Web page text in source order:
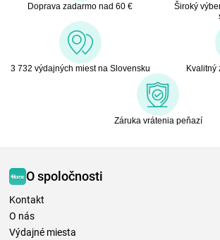
Doprava zadarmo nad 60 €
Široký
3 732 výdajných miest na Slovensku Kvalitný
Záruka vrátenia peňazí
O spoločnosti
Kontakt
O nás
Výdajné miesta